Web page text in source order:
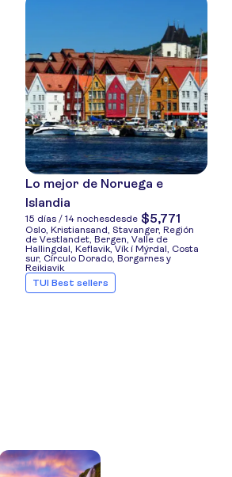
Lo mejor de Noruega e
Islandia
15 días / 14 nochesdesde $5,771
Oslo, Kristiansand, Stavanger, Región
de Vestlandet, Bergen, Valle de
Hallingdal, Keflavik, Vík í Mýrdal, Costa
sur, Círculo Dorado, Borgarnes y
Reikiavik
TUI Best sellers